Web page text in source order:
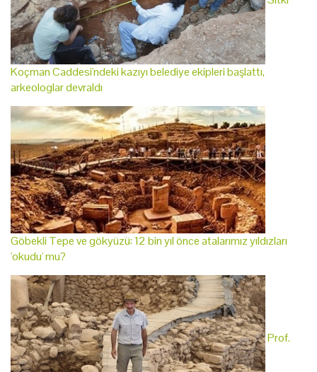
Koçman Caddesi'ndeki kazıyı belediye ekipleri başlattı,
arkeologlar devraldı
Göbekli Tepe ve gökyüzü: 12 bin yıl önce atalarımız yıldızları
'okudu' mu?
Prof.